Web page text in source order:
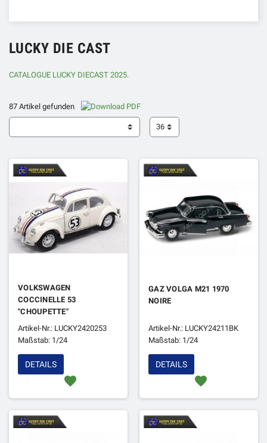
LUCKY DIE CAST
CATALOGUE LUCKY DIECAST 2025.
87 Artikel gefunden
36
VOLKSWAGEN
COCCINELLE 53
"CHOUPETTE"
Artikel-Nr.: LUCKY2420253
Maßstab: 1/24
favorite
DETAILS
GAZ VOLGA M21 1970
NOIRE
Artikel-Nr.: LUCKY24211BK
Maßstab: 1/24
favorite
DETAILS